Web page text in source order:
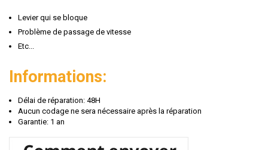
Levier qui se bloque
Problème de passage de vitesse
Etc...
Informations:
Délai de réparation: 48H
Aucun codage ne sera nécessaire après la réparation
Garantie: 1 an